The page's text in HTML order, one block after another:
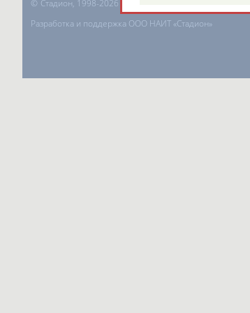
© Стадион, 1998-2026
Разработка и поддержка ООО НАИТ «Стадион»